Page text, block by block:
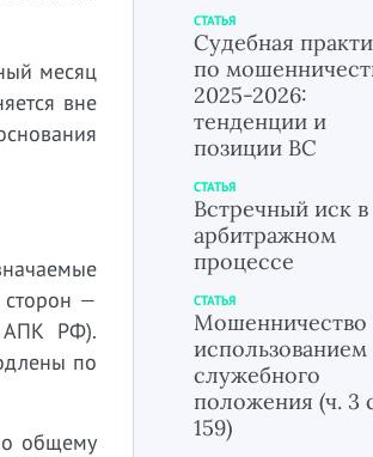
месяц
вне
сторон —
АПК РФ).
по
общему
СТАТЬЯ
Судебная
по
2025-2026:
тенденции и
позиции ВС
СТАТЬЯ
Встречный иск в
арбитражном
процессе
СТАТЬЯ
Мошенничество
использованием
служебного
положения (ч. 3
159)